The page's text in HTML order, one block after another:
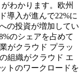
わかります。欧州
導入が進んで22%に
の投資が増加してい
のシェアを占めて
がクラウド プラッ
組織がクラウド エ
トのワークロードを